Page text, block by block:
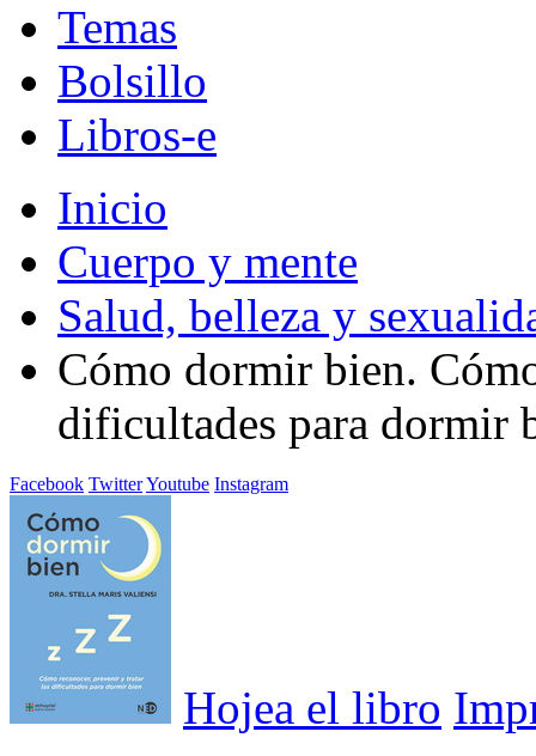
Temas
Bolsillo
Libros-e
Inicio
Cuerpo y mente
Salud, belleza y
Cómo dormir bien.
dificultades para dormir
Facebook TwitterYoutube Instagram
Hojea el libro